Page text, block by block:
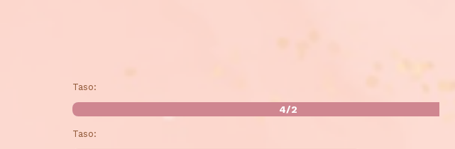
Taso:
4/2
Taso: